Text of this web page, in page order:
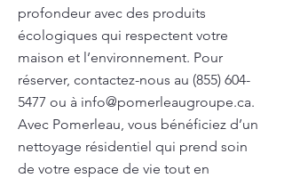
profondeur avec des produits
écologiques qui respectent votre
maison et l’environnement. Pour
réserver, contactez-nous au (855) 604-
5477 ou à info@pomerleaugroupe.ca.
Avec Pomerleau, vous bénéficiez d’un
nettoyage résidentiel qui prend soin
de votre espace de vie tout en